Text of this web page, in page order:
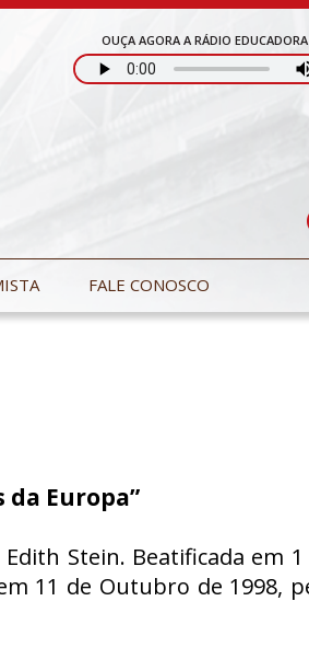
OUÇA AGORA A RÁDIO EDUCADORA
FALE CONOSCO
da Europa”
Stein. Beatificada em 1
11 de Outubro de 1998,